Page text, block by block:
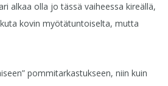
alkaa olla jo tässä vaiheessa kireällä,
kovin myötätuntoiselta, mutta
pommitarkastukseen, niin kuin